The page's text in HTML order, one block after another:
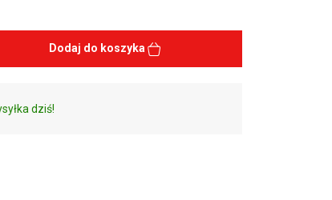
Dodaj do koszyka
dziś!